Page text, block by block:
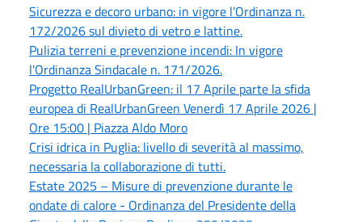
Sicurezza e decoro urbano: in vigore l’Ordinanza n.
172/2026 sul divieto di vetro e lattine.
Pulizia terreni e prevenzione incendi: In vigore
l'Ordinanza Sindacale n. 171/2026.
Progetto RealUrbanGreen: il 17 Aprile parte la sfida
europea di RealUrbanGreen Venerdì 17 Aprile 2026 |
Ore 15:00 | Piazza Aldo Moro
Crisi idrica in Puglia: livello di severità al massimo,
necessaria la collaborazione di tutti.
Estate 2025 – Misure di prevenzione durante le
ondate di calore - Ordinanza del Presidente della